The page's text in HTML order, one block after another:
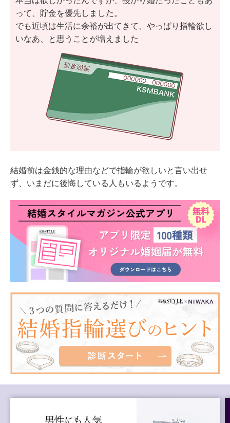
って、貯金を優先しました。
でも近頃は生活に余裕が出てきて、やっぱり指輪欲し
いなあ、と思うことが増えました
結婚前は金銭的な理由などで指輪が欲しいと言い出せ
ず、いまだに後悔している人もいるようです。